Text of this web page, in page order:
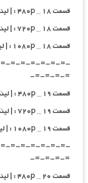
قسمت ۱۸ _ ۴۸۰p : | لینک مستقیم | دوبله فارسی
قسمت ۱۸ _ ۷۲۰p : | لینک مستقیم | دوبله فارسی
قسمت ۱۸ _ ۱۰۸۰p : | لینک مستقیم | دوبله فارسی
=-=-=-=-=-=-
=-=-=-=-
قسمت ۱۹ _ ۴۸۰p : | لینک مستقیم | دوبله فارسی
قسمت ۱۹ _ ۷۲۰p : | لینک مستقیم | دوبله فارسی
قسمت ۱۹ _ ۱۰۸۰p : | لینک مستقیم | دوبله فارسی
=-=-=-=-=-=-
=-=-=-=-
قسمت ۲۰ _ ۴۸۰p : | لینک مستقیم | دوبله فارسی